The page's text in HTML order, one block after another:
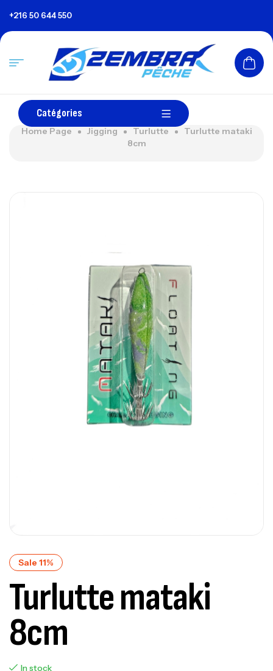
+216 50 644 550
Catégories
Home Page Jigging Turlutte
Turlutte mataki
8cm
Sale 11%
Turlutte mataki
8cm
In stock